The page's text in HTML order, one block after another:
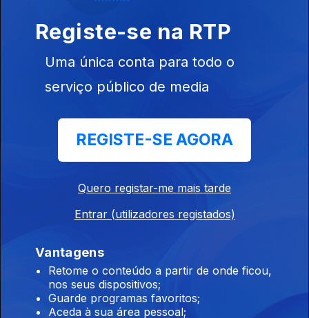
644656Registe-se na RTP
Uma única conta para todo o
serviço público de media
REGISTE-SE AGORA
Quero registar-me mais tarde
Entrar (utilizadores registados)
Vantagens
Retome o conteúdo a partir de onde ficou,
nos seus dispositivos;
Guarde programas favoritos;
Aceda à sua área pessoal;